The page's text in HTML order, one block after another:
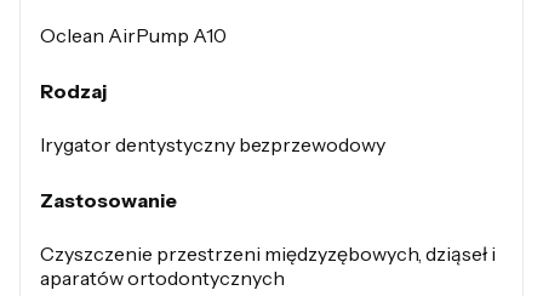
Oclean AirPump A10
Rodzaj
Irygator dentystyczny bezprzewodowy
Zastosowanie
Czyszczenie przestrzeni międzyzębowych, dziąseł i
aparatów ortodontycznych